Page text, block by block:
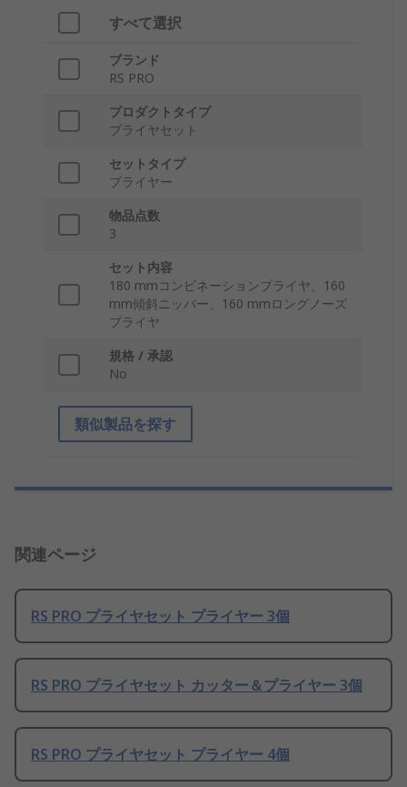
すべて選択
ブランド
RS PRO
プロダクトタイプ
プライヤセット
セットタイプ
プライヤー
物品点数
3
セット内容
180 mmコンビネーションプライヤ、160
mm傾斜ニッパー、160 mmロングノーズ
プライヤ
規格 / 承認
No
類似製品を探す
関連ページ
RS PRO プライヤセット プライヤー 3個
RS PRO プライヤセット カッター＆プライヤー 3個
RS PRO プライヤセット プライヤー 4個